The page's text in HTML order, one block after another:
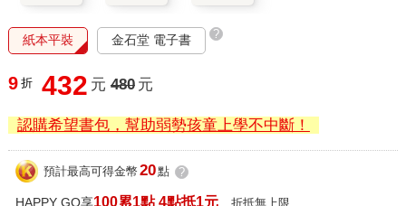
紙本平裝 金石堂 電子書 ?
9 折 432 元 480 元
認購希望書包，幫助弱勢孩童上學不中斷！
預計最高可得金幣 20點 ?
HAPPY GO享100累1點 4點抵1元 折抵無上限